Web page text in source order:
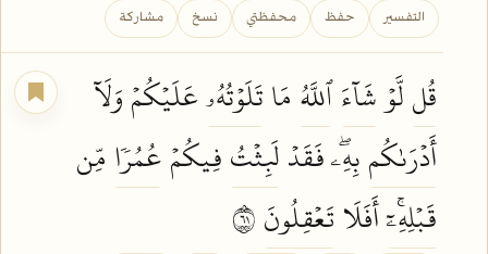
التفسير حفظ محفظتي نسخ مشاركة
قُللَّوۡشَآءَٱللَّهُ مَاتَلَوۡتُهُۥعَلَيۡكُمۡ وَلَآ
أَدۡرَىٰكُمبِهِۦۖ فَقَدۡلَبِثۡتُفِيكُمۡعُمُرٗا مِّن
قَبۡلِهِۦٓۚأَفَلَا تَعۡقِلُونَ